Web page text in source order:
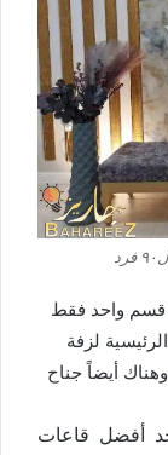
قسم واحد فقط
لزفة
أيضاً جناح
أفضل قاعات